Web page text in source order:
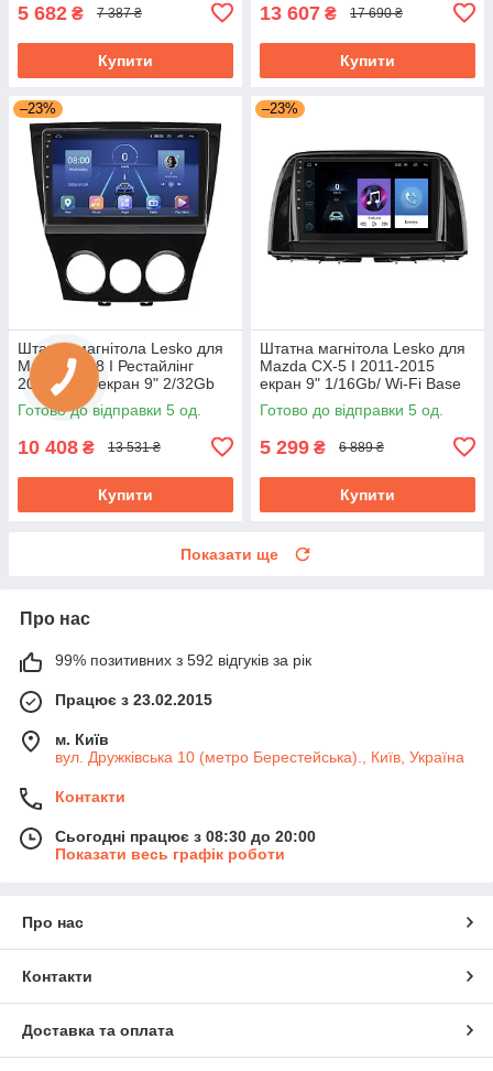
5 682 ₴ 7 387 ₴
Купити
13 607 ₴ 17 690 ₴
Купити
–23%
Штатна магнітола Lesko для
Mazda RX-8 I Рестайлінг
2008-2012 екран 9" 2/32Gb
4G Wi-Fi GPS Top Мазда
Готово до відправки 5 од.
10 408 ₴ 13 531 ₴
Купити
–23%
Штатна магнітола Lesko для
Mazda CX-5 I 2011-2015
екран 9" 1/16Gb/ Wi-Fi Base
GPS Android Мазда
Готово до відправки 5 од.
5 299 ₴ 6 889 ₴
Купити
Показати ще
Про нас
99% позитивних з 592 відгуків за рік
Працює з 23.02.2015
м. Київ
вул. Дружківська 10 (метро Берестейська)., Київ, Україна
Контакти
Сьогодні працює з 08:30 до 20:00
Показати весь графік роботи
Про нас
Контакти
Доставка та оплата